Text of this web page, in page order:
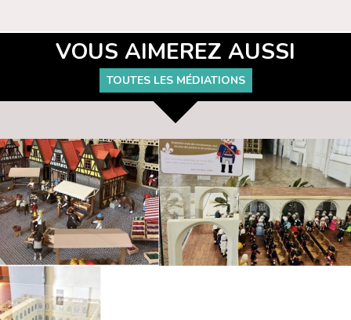
VOUS AIMEREZ AUSSI
TOUTES LES MÉDIATIONS